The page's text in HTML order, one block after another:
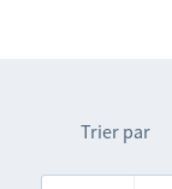
Trier par